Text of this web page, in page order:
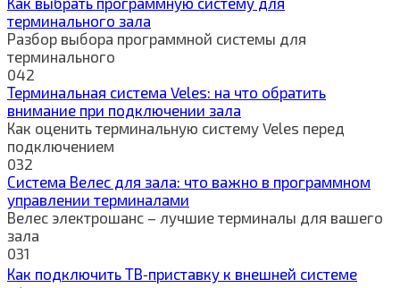
терминального зала
Разбор выбора программной системы для
терминального
042
Терминальная система Veles: на что обратить
внимание при подключении зала
Как оценить терминальную систему Veles перед
подключением
032
Система Велес для зала: что важно в программном
управлении терминалами
Велес электрошанс – лучшие терминалы для вашего
зала
031
Как подключить ТВ‑приставку к внешней системе